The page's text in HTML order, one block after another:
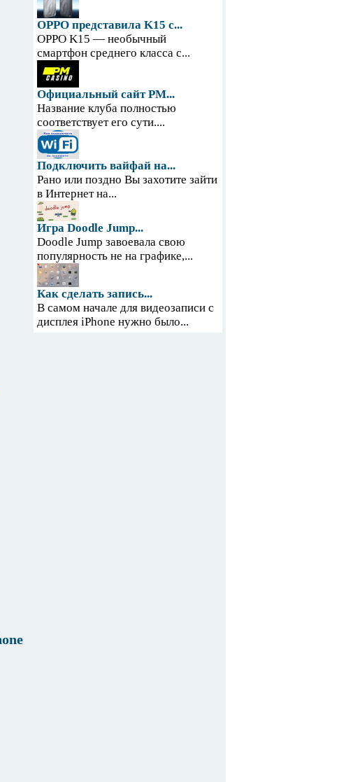
OPPO представила K15 с...
OPPO K15 — необычный
смартфон среднего класса с...
Официальный сайт PM...
Название клуба полностью
соответствует его сути....
Подключить вайфай на...
Рано или поздно Вы захотите зайти
в Интернет на...
Игра Doodle Jump...
Doodle Jump завоевала свою
популярность не на графике,...
Как сделать запись...
В самом начале для видеозаписи с
дисплея iPhone нужно было...